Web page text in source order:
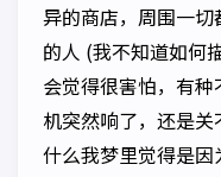
异的商店，周围一
的人 (我不知道如何
会觉得很害怕，有
机突然响了，还是
什么我梦里觉得是